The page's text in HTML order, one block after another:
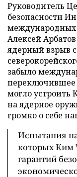
Руководитель
безопасности
Алексей
ядерный взрыв
забыло
переключившее
могло устроить
на ядерное
громко о себе
Испытания
которых Ким
гарантий